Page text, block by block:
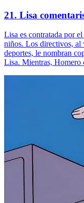
21. Lisa
Lisa es contratada por
niños. Los directivos, al
deportes, le nombran
Lisa. Mientras, Homero